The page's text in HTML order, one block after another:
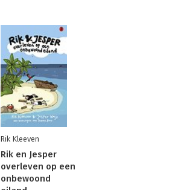
Rik Kleeven
Rik en Jesper
overleven op een
onbewoond